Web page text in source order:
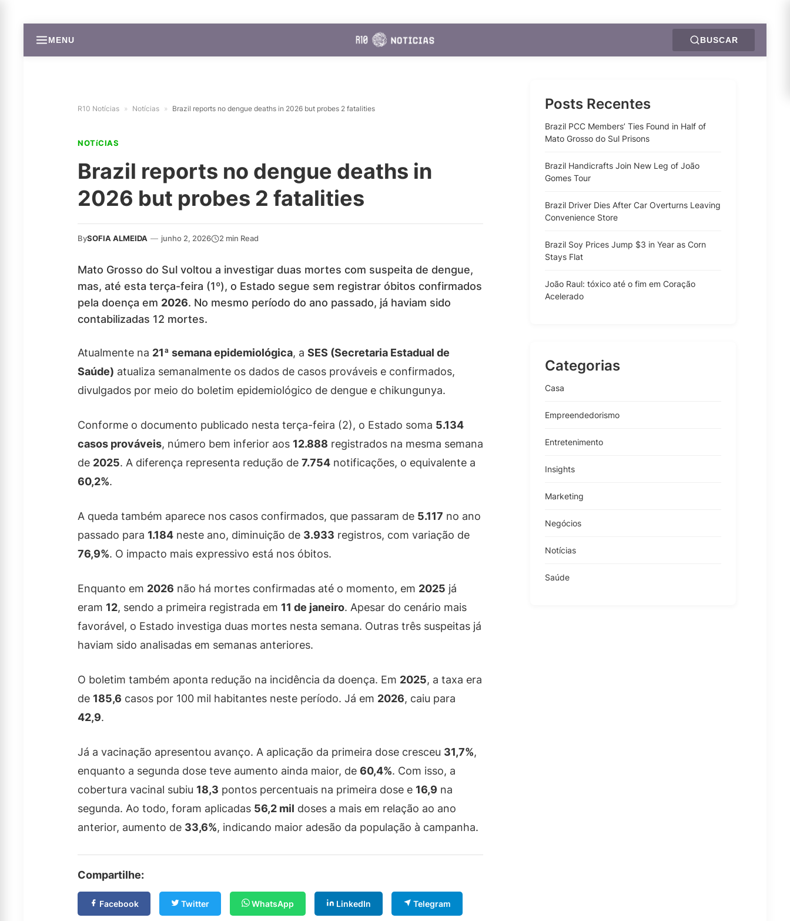
MENU BUSCAR
R10 Notícias » Notícias » Brazil reports no dengue deaths in 2026 but probes 2 fatalities
NOTíCIAS
Brazil reports no dengue deaths in
2026 but probes 2 fatalities
BySOFIA ALMEIDA — junho 2, 2026 2 min Read
Mato Grosso do Sul voltou a investigar duas mortes com suspeita de dengue,
mas, até esta terça-feira (1º), o Estado segue sem registrar óbitos confirmados
pela doença em 2026. No mesmo período do ano passado, já haviam sido
contabilizadas 12 mortes.
Atualmente na 21ª semana epidemiológica, a SES (Secretaria Estadual de
Saúde) atualiza semanalmente os dados de casos prováveis e confirmados,
divulgados por meio do boletim epidemiológico de dengue e chikungunya.
Conforme o documento publicado nesta terça-feira (2), o Estado soma 5.134
casos prováveis, número bem inferior aos 12.888 registrados na mesma semana
de 2025. A diferença representa redução de 7.754 notificações, o equivalente a
60,2%.
A queda também aparece nos casos confirmados, que passaram de 5.117 no ano
passado para 1.184 neste ano, diminuição de 3.933 registros, com variação de
76,9%. O impacto mais expressivo está nos óbitos.
Enquanto em 2026 não há mortes confirmadas até o momento, em 2025 já
eram 12, sendo a primeira registrada em 11 de janeiro. Apesar do cenário mais
favorável, o Estado investiga duas mortes nesta semana. Outras três suspeitas já
haviam sido analisadas em semanas anteriores.
O boletim também aponta redução na incidência da doença. Em 2025, a taxa era
de 185,6 casos por 100 mil habitantes neste período. Já em 2026, caiu para
42,9.
Já a vacinação apresentou avanço. A aplicação da primeira dose cresceu 31,7%,
enquanto a segunda dose teve aumento ainda maior, de 60,4%. Com isso, a
cobertura vacinal subiu 18,3 pontos percentuais na primeira dose e 16,9 na
segunda. Ao todo, foram aplicadas 56,2 mil doses a mais em relação ao ano
anterior, aumento de 33,6%, indicando maior adesão da população à campanha.
Compartilhe:
Facebook Twitter WhatsApp LinkedIn Telegram
Posts Recentes
Brazil PCC Members’ Ties Found in Half of
Mato Grosso do Sul Prisons
Brazil Handicrafts Join New Leg of João
Gomes Tour
Brazil Driver Dies After Car Overturns Leaving
Convenience Store
Brazil Soy Prices Jump $3 in Year as Corn
Stays Flat
João Raul: tóxico até o fim em Coração
Acelerado
Categorias
Casa
Empreendedorismo
Entretenimento
Insights
Marketing
Negócios
Notícias
Saúde